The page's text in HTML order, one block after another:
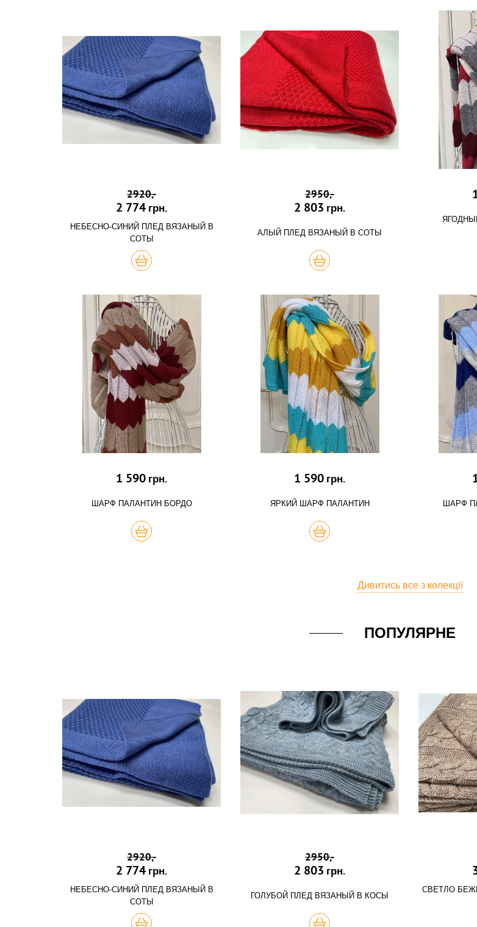
2920,-
2 774 грн.
НЕБЕСНО-СИНИЙ ПЛЕД ВЯЗАНЫЙ В
СОТЫ
КУПИТЬ
2950,-
2 803 грн.
АЛЫЙ ПЛЕД ВЯЗАНЫЙ В СОТЫ
КУПИТЬ
1 590 грн.
ШАРФ ПАЛАНТИН БОРДО
КУПИТЬ
1 590 грн.
ЯРКИЙ ШАРФ ПАЛАНТИН
КУПИТЬ
ШАРФ
Дивитись все з колекції
ПОПУЛЯРНЕ
2920,-
2 774 грн.
НЕБЕСНО-СИНИЙ ПЛЕД ВЯЗАНЫЙ В
СОТЫ
КУПИТЬ
2950,-
2 803 грн.
ГОЛУБОЙ ПЛЕД ВЯЗАНЫЙ В КОСЫ
КУПИТЬ
СВЕТЛО